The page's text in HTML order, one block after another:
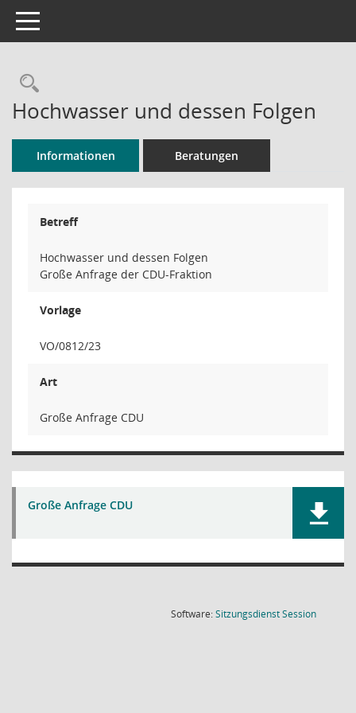
Toggle navigation
Rechercheauswahl
Hochwasser und dessen Folgen
Informationen Beratungen
Betreff
Hochwasser und dessen Folgen
Große Anfrage der CDU-Fraktion
Vorlage
VO/0812/23
Art
Große Anfrage CDU
Große Anfrage CDU
Software:SitzungsdienstSession(Wird in